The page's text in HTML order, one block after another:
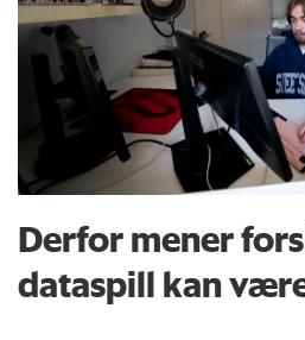
Derfor mener
dataspill kan